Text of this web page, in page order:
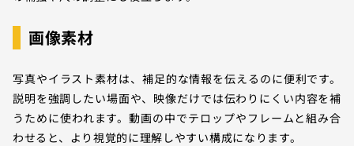
画像素材
写真やイラスト素材は、補足的な情報を伝えるのに便利です。
説明を強調したい場面や、映像だけでは伝わりにくい内容を補
うために使われます。動画の中でテロップやフレームと組み合
わせると、より視覚的に理解しやすい構成になります。